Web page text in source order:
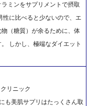
ミンをサプリメントで摂取
性に比べると少ないので、エ
（糖質）が余るために、体
しかし、極端なダイエット
リニック
も美肌サプリはたっくさん取